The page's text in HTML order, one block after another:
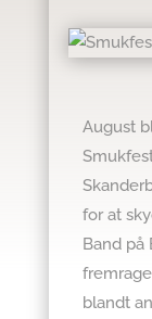
August
for at
Band på
blandt